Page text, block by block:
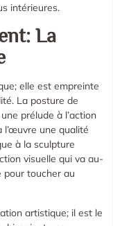
intérieures.
La
elle est empreinte
La posture de
prélude à l’action
une qualité
à la sculpture
visuelle qui va au-
pour toucher au
artistique; il est le